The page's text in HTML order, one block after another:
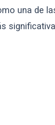
una de